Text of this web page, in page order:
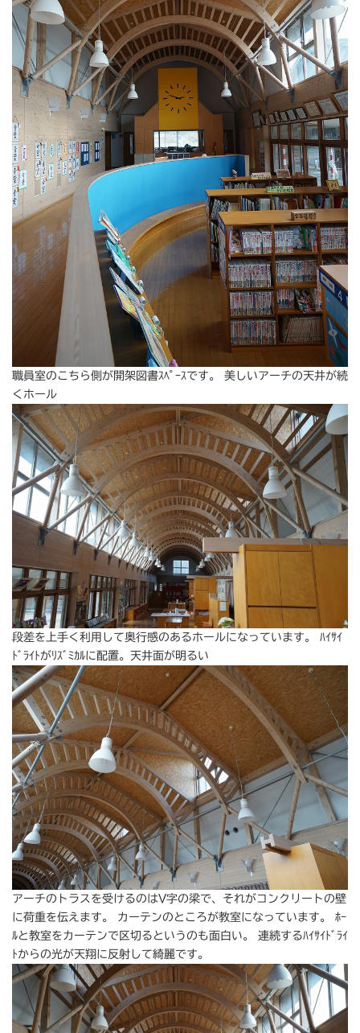
職員室のこちら側が開架図書ｽﾍﾟｰｽです。 美しいアーチの天井が続
くホール
段差を上手く利用して奥行感のあるホールになっています。 ﾊｲｻｲ
ﾄﾞﾗｲﾄがﾘｽﾞﾐｶﾙに配置。天井面が明るい
アーチのトラスを受けるのはV字の梁で、それがコンクリートの壁
に荷重を伝えます。 カーテンのところが教室になっています。 ﾎｰ
ﾙと教室をカーテンで区切るというのも面白い。 連続するﾊｲｻｲﾄﾞﾗｲ
ﾄからの光が天翔に反射して綺麗です。